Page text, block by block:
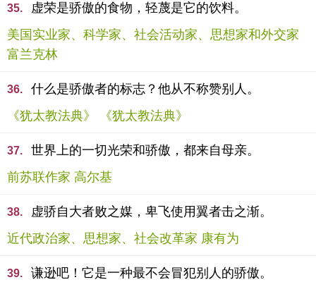
35.
虚荣是骄傲的食物，轻蔑是它的饮料。
美国实业家、科学家、社会活动家、思想家和外交家
富兰克林
36.
什么是骄傲者的标志？他从不称赞别人。
《犹太教法典》 《犹太教法典》
37.
世界上的一切光荣和骄傲，都来自母亲。
前苏联作家 高尔基
38.
虚骄自大者败之媒，卑飞使用翼者击之渐。
近代政治家、思想家、社会改革家 康有为
39.
谦逊吧！它是一种最不会冒犯别人的骄傲。